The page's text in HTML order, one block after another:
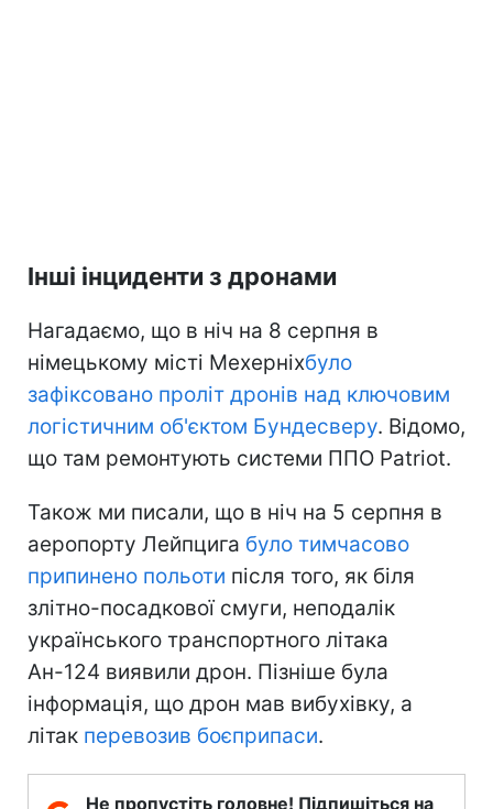
Інші інциденти з дронами
Нагадаємо, що в ніч на 8 серпня в
німецькому місті Мехерніхбуло
зафіксовано проліт дронів над ключовим
логістичним об'єктом Бундесверу. Відомо,
що там ремонтують системи ППО Patriot.
Також ми писали, що в ніч на 5 серпня в
аеропорту Лейпцига було тимчасово
припинено польоти після того, як біля
злітно-посадкової смуги, неподалік
українського транспортного літака
Ан-124 виявили дрон. Пізніше була
інформація, що дрон мав вибухівку, а
літак перевозив боєприпаси.
Не пропустіть головне! Підпишіться на